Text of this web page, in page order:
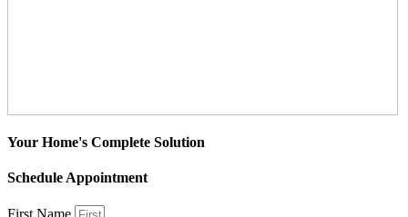
Your Home's Complete Solution
Schedule Appointment